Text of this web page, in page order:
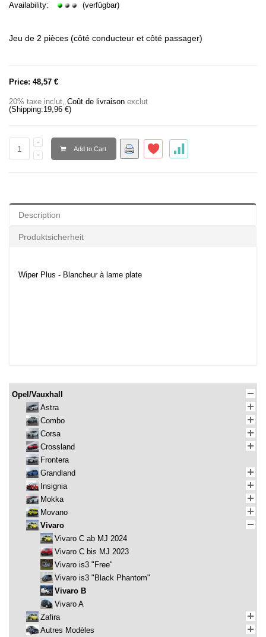
Availability: (verfügbar)
Jeu de 2 pièces (côté conducteur et côté passager)
Price: 48,57 €
20% taxe inclut, Coût de livraison exclut
(Shipping:19,96 €)
Add to Cart
Description
Produktsicherheit
Wiper Plus - Blancheur à lame plate
Opel/Vauxhall
Astra
Combo
Corsa
Crossland
Frontera
Grandland
Insignia
Mokka
Movano
Vivaro
Vivaro C ab MJ 2024
Vivaro C bis MJ 2023
Vivaro is3 "Free"
Vivaro is3 "Black Phantom"
Vivaro B
Vivaro A
Zafira
Autres Modèles